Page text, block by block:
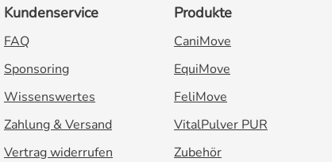
Kundenservice
FAQ
Sponsoring
Wissenswertes
Zahlung & Versand
Vertrag widerrufen
Produkte
CaniMove
EquiMove
FeliMove
VitalPulver PUR
Zubehör